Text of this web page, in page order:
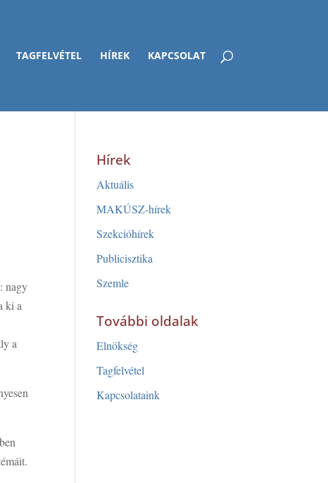
TAGFELVÉTEL HÍREK KAPCSOLAT
nagy
ki a
a
Hírek
Aktuális
MAKÚSZ-hírek
Szekcióhírek
Publicisztika
Szemle
További oldalak
Elnökség
Tagfelvétel
Kapcsolataink